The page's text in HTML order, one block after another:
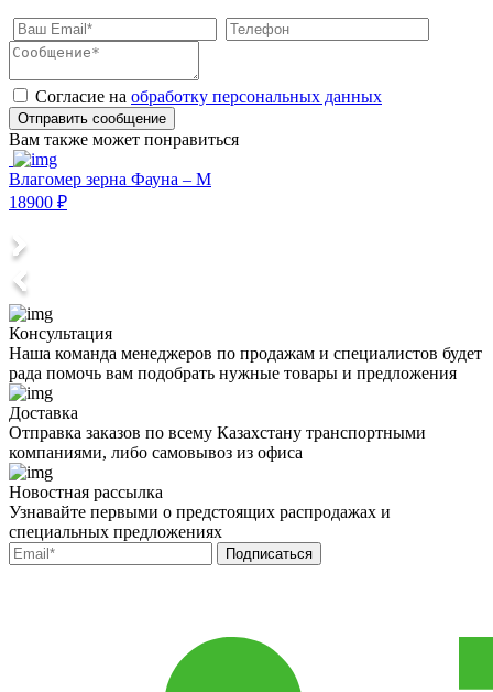
Согласие на обработку персональных данных
Отправить сообщение
Вам также может понравиться
Влагомер зерна Фауна – М
18900 ₽
Консультация
Наша команда менеджеров по продажам и специалистов будет
рада помочь вам подобрать нужные товары и предложения
Доставка
Отправка заказов по всему Казахстану транспортными
компаниями, либо самовывоз из офиса
Новостная рассылка
Узнавайте первыми о предстоящих распродажах и
специальных предложениях